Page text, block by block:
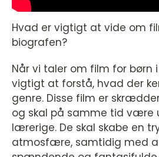
Hvad er vigtigt at vide om
biografen?
Når vi taler om film for børn
vigtigt at forstå, hvad der
genre. Disse film er
og skal på samme tid være
lærerige. De skal skabe en
atmosfære, samtidig med